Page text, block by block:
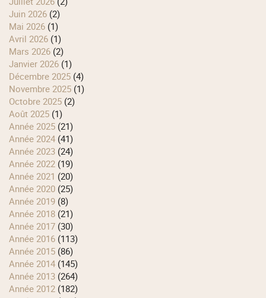
juin 2026 (2)
mai 2026 (1)
avril 2026 (1)
mars 2026 (2)
janvier 2026 (1)
décembre 2025 (4)
novembre 2025 (1)
octobre 2025 (2)
août 2025 (1)
année 2025 (21)
année 2024 (41)
année 2023 (24)
année 2022 (19)
année 2021 (20)
année 2020 (25)
année 2019 (8)
année 2018 (21)
année 2017 (30)
année 2016 (113)
année 2015 (86)
année 2014 (145)
année 2013 (264)
année 2012 (182)